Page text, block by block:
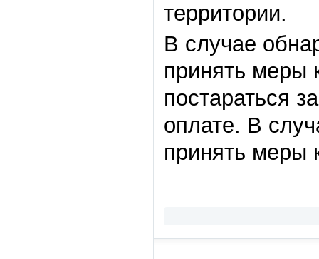
территории.
В случае
принять меры
постараться
оплате. В
принять меры